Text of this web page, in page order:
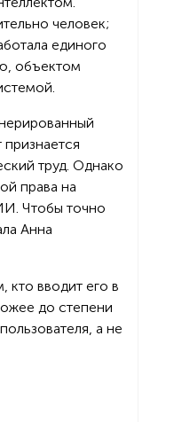
человек;
единого
объектом
труд. Однако
права на
Чтобы точно
Анна
кто вводит его в
до степени
а не